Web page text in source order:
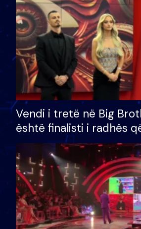
Vendi i tretë në Big
është finalisti i radhës